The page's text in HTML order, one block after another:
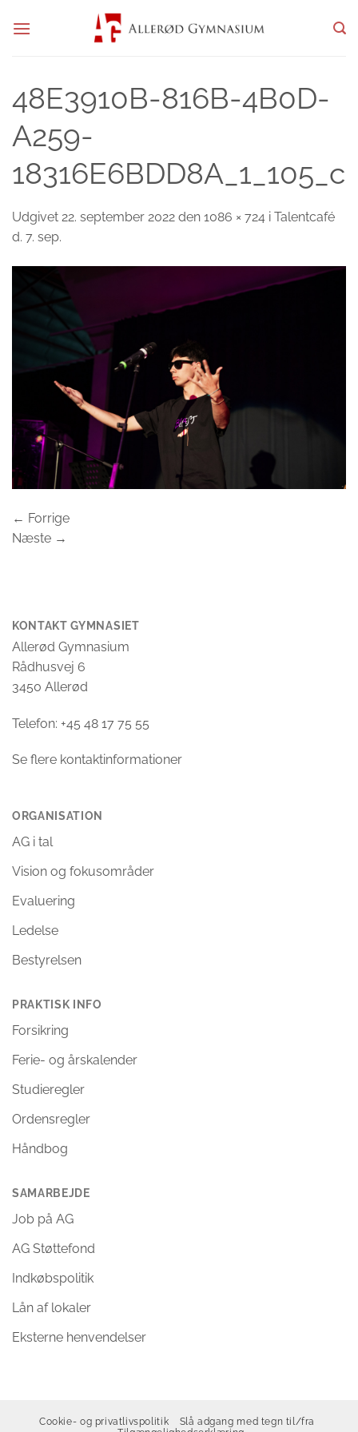
48E3910B-816B-4B0D-
A259-
18316E6BDD8A_1_105_c
Udgivet 22. september 2022 den 1086 × 724 i Talentcafé
d. 7. sep.
← Forrige
Næste →
KONTAKT GYMNASIET
Allerød Gymnasium
Rådhusvej 6
3450 Allerød
Telefon: +45 48 17 75 55
Se flere kontaktinformationer
ORGANISATION
AG i tal
Vision og fokusområder
Evaluering
Ledelse
Bestyrelsen
PRAKTISK INFO
Forsikring
Ferie- og årskalender
Studieregler
Ordensregler
Håndbog
SAMARBEJDE
Job på AG
AG Støttefond
Indkøbspolitik
Lån af lokaler
Eksterne henvendelser
Cookie- og privatlivspolitik
Slå adgang med tegn til/fra